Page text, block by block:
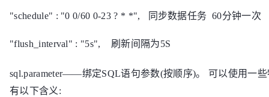
"schedule" : "0 0/60 0-23 ? * *", 同步数据任务 60分钟一次
"flush_interval" : "5s", 刷新间隔为5S
sql.parameter——绑定SQL语句参数(按顺序)。 可以使用一
有以下含义: